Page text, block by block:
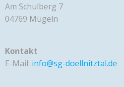
Am Schulberg 7
04769 Mügeln
Kontakt
E-Mail: info@sg-doellnitztal.de